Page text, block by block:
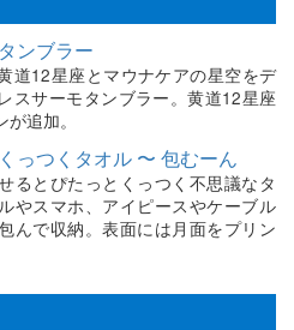
ンブラー
道12星座とマウナケアの星空をデ
スサーモタンブラー。黄道12星座
追加。
っつくタオル 〜 包むーん
るとぴたっとくっつく不思議なタ
やスマホ、アイピースやケーブル
んで収納。表面には月面をプリン